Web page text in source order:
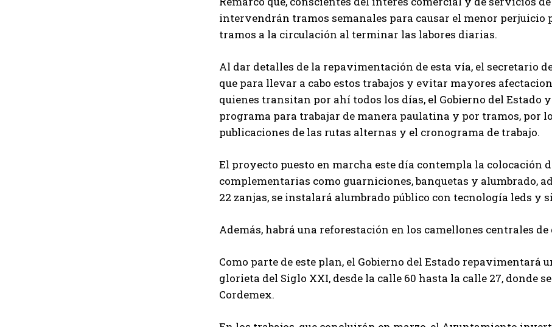
intervendrán tramos semanales para causar el menor perjuicio
tramos a la circulación al terminar las labores diarias.
Al dar detalles de la repavimentación de esta vía, el secretario
que para llevar a cabo estos trabajos y evitar mayores
quienes transitan por ahí todos los días, el Gobierno del
programa para trabajar de manera paulatina y por tramos, por
publicaciones de las rutas alternas y el cronograma de trabajo.
El proyecto puesto en marcha este día contempla la colocación
complementarias como guarniciones, banquetas y alumbrado,
22 zanjas, se instalará alumbrado público con tecnología leds y
Además, habrá una reforestación en los camellones centrales
Como parte de este plan, el Gobierno del Estado repavimentará
glorieta del Siglo XXI, desde la calle 60 hasta la calle 27, donde
Cordemex.